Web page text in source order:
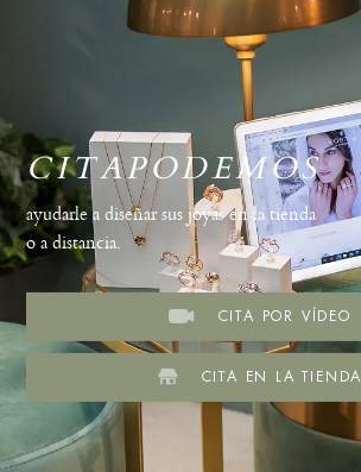
CITAPODEMOS
ayudarle a diseñar sus joyas en la tienda
o a distancia.
CITA POR VÍDEO
CITA EN LA TIENDA